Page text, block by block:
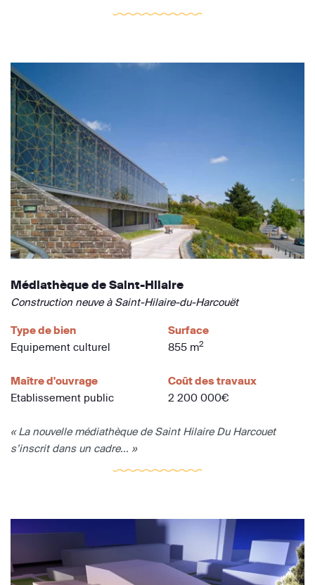
Médiathèque de Saint-Hilaire
Construction neuve à Saint-Hilaire-du-Harcouët
Type de bien
Equipement culturel
Surface
855 m2
Maître d'ouvrage
Etablissement public
Coût des travaux
2 200 000€
« La nouvelle médiathèque de Saint Hilaire Du Harcouet
s’inscrit dans un cadre... »